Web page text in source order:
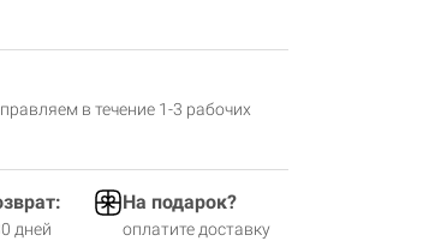
в течение 1-3 рабочих
дней
На подарок?
оплатите доставку